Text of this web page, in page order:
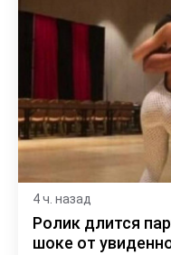
4 ч. назад
Ролик длится
шоке от